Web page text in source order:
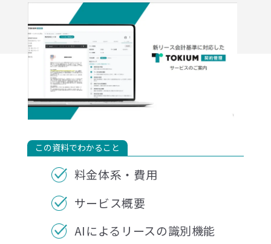
この資料でわかること
料金体系・費用
サービス概要
AIによるリースの識別機能